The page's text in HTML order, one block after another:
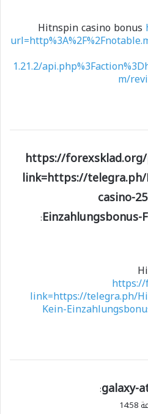
Hitnspin casino bonus
1.21.2/
m/
https://
link=https://
casino-
Einzahlungsbonus-
:
https://
link=https://telegra.ph/
Kein-
galaxy-
: